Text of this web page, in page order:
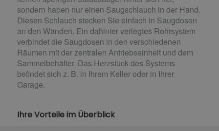
sondern haben nur einen Saugschlauch in der Hand.
Diesen Schlauch stecken Sie einfach in Saugdosen
an den Wänden. Ein dahinter verlegtes Rohrsystem
verbindet die Saugdosen in den verschiedenen
Räumen mit der zentralen Antriebseinheit und dem
Sammelbehälter. Das Herzstück des Systems
befindet sich z. B. in Ihrem Keller oder in Ihrer
Garage.
Ihre Vorteile im Überblick